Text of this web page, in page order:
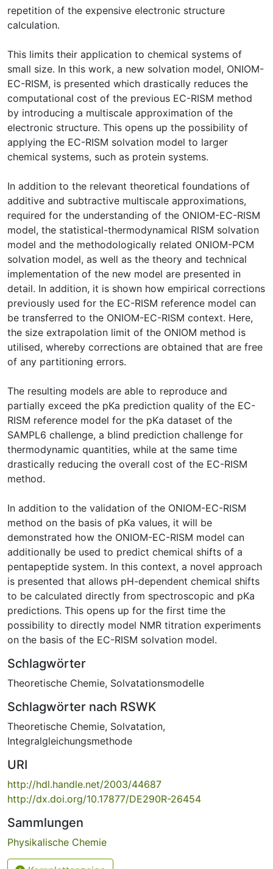
repetition of the expensive electronic structure
calculation.
This limits their application to chemical systems of
small size. In this work, a new solvation model, ONIOM-
EC-RISM, is presented which drastically reduces the
computational cost of the previous EC-RISM method
by introducing a multiscale approximation of the
electronic structure. This opens up the possibility of
applying the EC-RISM solvation model to larger
chemical systems, such as protein systems.
In addition to the relevant theoretical foundations of
additive and subtractive multiscale approximations,
required for the understanding of the ONIOM-EC-RISM
model, the statistical-thermodynamical RISM solvation
model and the methodologically related ONIOM-PCM
solvation model, as well as the theory and technical
implementation of the new model are presented in
detail. In addition, it is shown how empirical corrections
previously used for the EC-RISM reference model can
be transferred to the ONIOM-EC-RISM context. Here,
the size extrapolation limit of the ONIOM method is
utilised, whereby corrections are obtained that are free
of any partitioning errors.
The resulting models are able to reproduce and
partially exceed the pKa prediction quality of the EC-
RISM reference model for the pKa dataset of the
SAMPL6 challenge, a blind prediction challenge for
thermodynamic quantities, while at the same time
drastically reducing the overall cost of the EC-RISM
method.
In addition to the validation of the ONIOM-EC-RISM
method on the basis of pKa values, it will be
demonstrated how the ONIOM-EC-RISM model can
additionally be used to predict chemical shifts of a
pentapeptide system. In this context, a novel approach
is presented that allows pH-dependent chemical shifts
to be calculated directly from spectroscopic and pKa
predictions. This opens up for the first time the
possibility to directly model NMR titration experiments
on the basis of the EC-RISM solvation model.
Schlagwörter
Theoretische Chemie, Solvatationsmodelle
Schlagwörter nach RSWK
Theoretische Chemie, Solvatation,
Integralgleichungsmethode
URI
http://hdl.handle.net/2003/44687
http://dx.doi.org/10.17877/DE290R-26454
Sammlungen
Physikalische Chemie